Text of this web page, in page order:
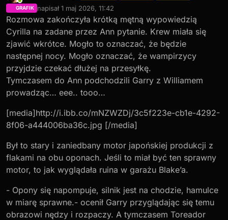
Online
GRAFIK napisał1 maj 2026, 11:42
ostatnio edytowany przez JhnW
Rozmowa zakończyła krótką mętną wypowiedzią
Cyrilla na zadane przez Ann pytanie. Krew miała się
zjawić wkrótce. Mogło to oznaczać, że będzie
następnej nocy. Mogło oznaczać, że wampirzycy
przyjdzie czekać dłużej na przesyłkę.
Tymczasem do Ann podchodzili Garry z Williamem
prowadząc… eee.. tooo…
[media]http://i.ibb.co/mNZWZDj/3c5f223e-cb1e-4292-
8f06-a444006ba36c.jpg [/media]
Był to stary i zaniedbany motor japońskiej produkcji z
flakami na obu oponach. Jeśli to miał być ten sprawny
motor, to jak wyglądała ruina w garażu Blake’a.
- Opony się napompuje, silnik jest na chodzie, hamulce
w miarę sprawne.- ocenił Garry przyglądając się temu
obrazowi nędzy i rozpaczy. A tymczasem Toreador